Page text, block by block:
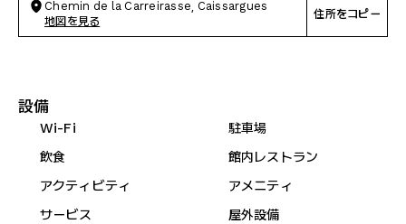
Chemin de la Carreirasse, Caissargues
地図を見る
住所をコピー
設備
Wi-Fi
駐車場
飲食
館内レストラン
アクティビティ
アメニティ
サービス
屋外設備